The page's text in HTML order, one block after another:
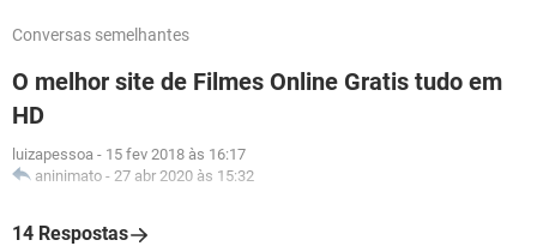
Conversas semelhantes
O melhor site de Filmes Online Gratis tudo em
HD
luizapessoa - 15 fev 2018 às 16:17
aninimato - 27 abr 2020 às 15:32
14 Respostas